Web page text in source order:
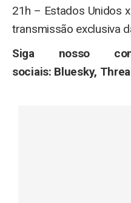
21h – Estados Unidos
transmissão exclusiva
Siga nosso
sociais: Bluesky,